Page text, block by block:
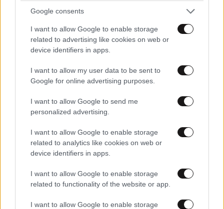
Google consents
I want to allow Google to enable storage
related to advertising like cookies on web or
device identifiers in apps.
I want to allow my user data to be sent to
Google for online advertising purposes.
I want to allow Google to send me
personalized advertising.
I want to allow Google to enable storage
related to analytics like cookies on web or
device identifiers in apps.
I want to allow Google to enable storage
related to functionality of the website or app.
I want to allow Google to enable storage
γίνεται στάχτη